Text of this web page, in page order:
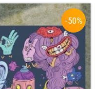
-50%